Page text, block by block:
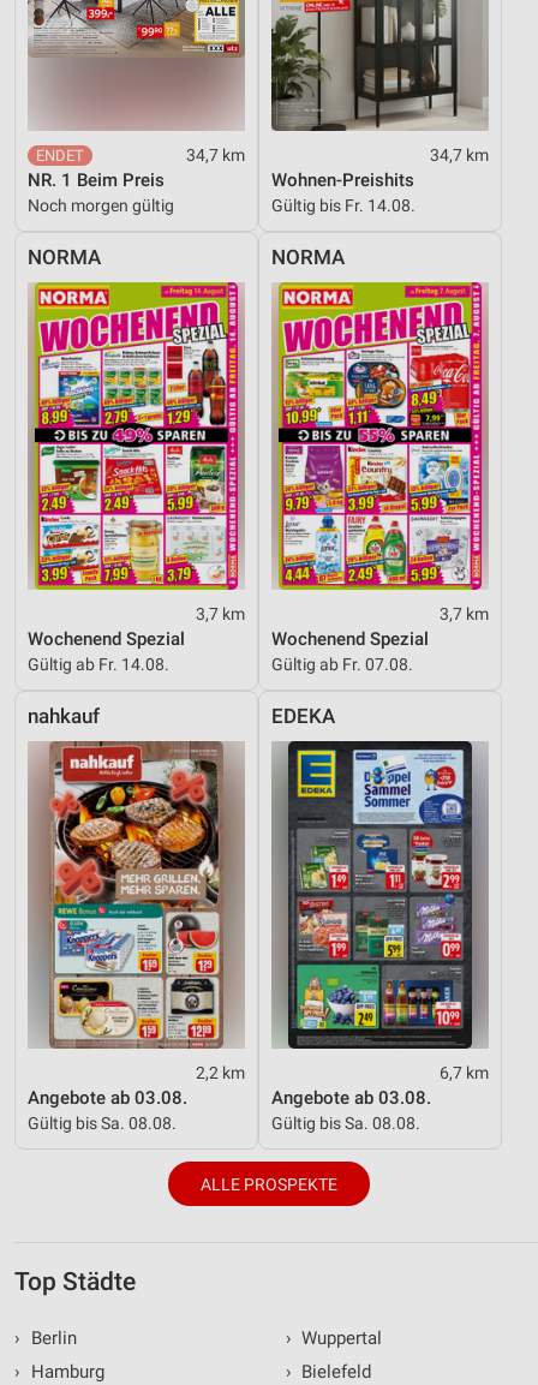
34,7 km
NR. 1 Beim Preis
Noch morgen gültig
34,7 km
Wohnen-Preishits
Gültig bis Fr. 14.08.
NORMA
3,7 km
Wochenend Spezial
Gültig ab Fr. 14.08.
NORMA
3,7 km
Wochenend Spezial
Gültig ab Fr. 07.08.
nahkauf
2,2 km
Angebote ab 03.08.
Gültig bis Sa. 08.08.
EDEKA
6,7 km
Angebote ab 03.08.
Gültig bis Sa. 08.08.
ALLE PROSPEKTE
Top Städte
›
Berlin
›
Hamburg
› Wuppertal
› Bielefeld